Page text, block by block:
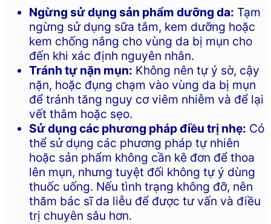
Ngừng sử dụng sản phẩm dưỡng da: Tạm
ngừng sử dụng sữa tắm, kem dưỡng hoặc
kem chống nắng cho vùng da bị mụn cho
đến khi xác định nguyên nhân.
Tránh tự nặn mụn: Không nên tự ý sờ, cậy
nặn, hoặc đụng chạm vào vùng da bị mụn
để tránh tăng nguy cơ viêm nhiễm và để lại
vết thâm hoặc sẹo.
Sử dụng các phương pháp điều trị nhẹ: Có
thể sử dụng các phương pháp tự nhiên
hoặc sản phẩm không cần kê đơn để thoa
lên mụn, nhưng tuyệt đối không tự ý dùng
thuốc uống. Nếu tình trạng không đỡ, nên
thăm bác sĩ da liễu để được tư vấn và điều
trị chuyên sâu hơn.